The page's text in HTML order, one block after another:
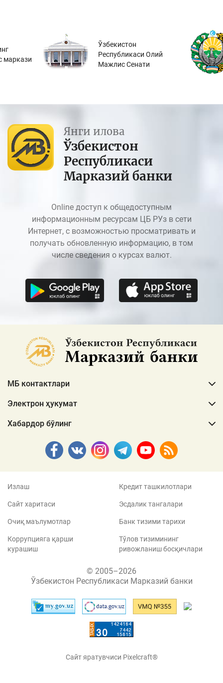
маркази
Ўзбекистон
Республикаси Олий
Мажлис Сенати
Янги илова
Ўзбекистон
Республикаси
Марказий банки
Online доступ к общедоступным
информационным ресурсам ЦБ РУз в сети
Интернет, с возможностью просматривать и
получать обновленную информацию, в том
числе сведения о курсах валют.
МБ контактлари
Электрон ҳукумат
Хабардор бўлинг
Излаш
Сайт харитаси
Очиқ маълумотлар
Коррупцияга қарши
курашиш
Кредит ташкилотлари
Эсдалик тангалари
Банк тизими тарихи
Тўлов тизимининг
ривожланиш босқичлари
© 2005–2026
Ўзбекистон Республикаси Марказий банки
Сайт яратувчиси Pixelcraft®